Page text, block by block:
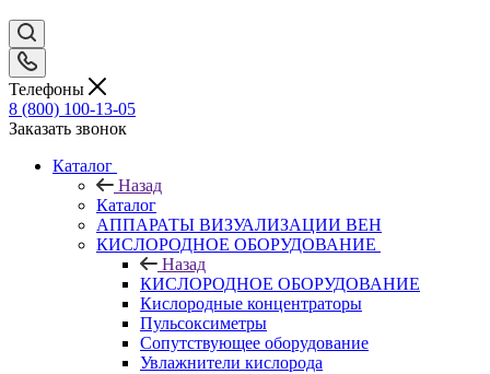
Телефоны
8 (800) 100-13-05
Заказать звонок
Каталог
Назад
Каталог
АППАРАТЫ ВИЗУАЛИЗАЦИИ ВЕН
КИСЛОРОДНОЕ ОБОРУДОВАНИЕ
Назад
КИСЛОРОДНОЕ ОБОРУДОВАНИЕ
Кислородные концентраторы
Пульсоксиметры
Сопутствующее оборудование
Увлажнители кислорода